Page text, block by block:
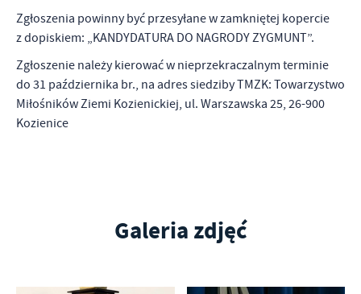
Zgłoszenia powinny być przesyłane w zamkniętej kopercie
z dopiskiem: „KANDYDATURA DO NAGRODY ZYGMUNT”.
Zgłoszenie należy kierować w nieprzekraczalnym terminie
do 31 października br., na adres siedziby TMZK: Towarzystwo
Miłośników Ziemi Kozienickiej, ul. Warszawska 25, 26-900
Kozienice
Galeria zdjęć